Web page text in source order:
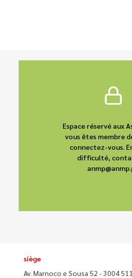
Espace réservé aux
vous êtes membre
connectez-vous.
difficulté,
siège
Av. Marnoco e Sousa 52 - 3004